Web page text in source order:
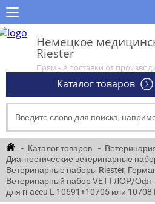
Немецкое
Riester
Прямые поставки от
Каталог товаров
Каталог товаров
Диагностические ветеринарные
Ветеринарные наборы Riester,
Ветеринарный набор VET I ЛОР/Офт
для ri-accu L 10691+10705 или 10708